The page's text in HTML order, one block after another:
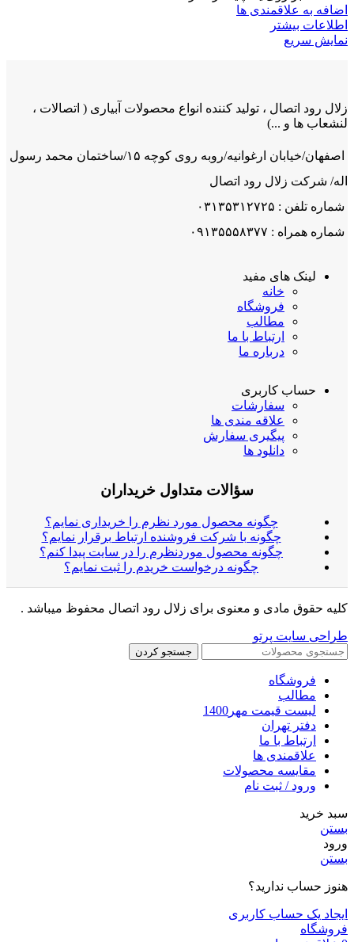
اضافه به علاقمندی ها
اطلاعات بیشتر
نمایش سریع
زلال رود اتصال ، تولید کننده انواع محصولات آبیاری ( اتصالات ،
لنشعاب ها و ...)
اصفهان/خیابان ارغوانیه/روبه روی کوچه ۱۵/ساختمان محمد رسول
اله/ شرکت زلال رود اتصال
شماره تلفن : ۰۳۱۳۵۳۱۲۷۲۵
شماره همراه : ۰۹۱۳۵۵۵۸۳۷۷
لینک های مفید
خانه
فروشگاه
مطالب
ارتباط با ما
درباره ما
حساب کاربری
سفارشات
علاقه مندی ها
پیگیری سفارش
دانلود ها
سؤالات متداول خریداران
چگونه محصول مورد نظرم را خریداری نمایم؟
چگونه با شرکت فروشنده ارتباط برقرار نمایم؟
چگونه محصول موردنظرم را در سایت پیدا کنم؟
چگونه درخواست خریدم را ثبت نمایم؟
کلیه حقوق مادی و معنوی برای زلال رود اتصال محفوظ میباشد .
طراحی سایت پرتو
جستجو کردن
فروشگاه
مطالب
لیست قیمت مهر1400
دفتر تهران
ارتباط با ما
علاقمندی ها
مقایسه محصولات
ورود / ثبت نام
سبد خرید
بستن
ورود
بستن
هنوز حساب ندارید؟
ایجاد یک حساب کاربری
فروشگاه